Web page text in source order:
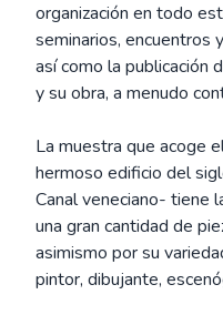
organización en todo
seminarios, encuentros
así como la publicación
y su obra, a menudo
La muestra que acoge
hermoso edificio del
Canal veneciano- tiene
una gran cantidad de
asimismo por su
pintor, dibujante,